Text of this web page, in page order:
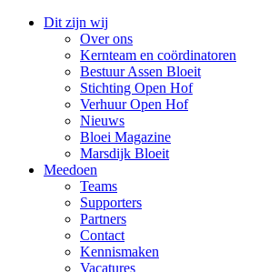
Dit zijn wij
Over ons
Kernteam en coördinatoren
Bestuur Assen Bloeit
Stichting Open Hof
Verhuur Open Hof
Nieuws
Bloei Magazine
Marsdijk Bloeit
Meedoen
Teams
Supporters
Partners
Contact
Kennismaken
Vacatures